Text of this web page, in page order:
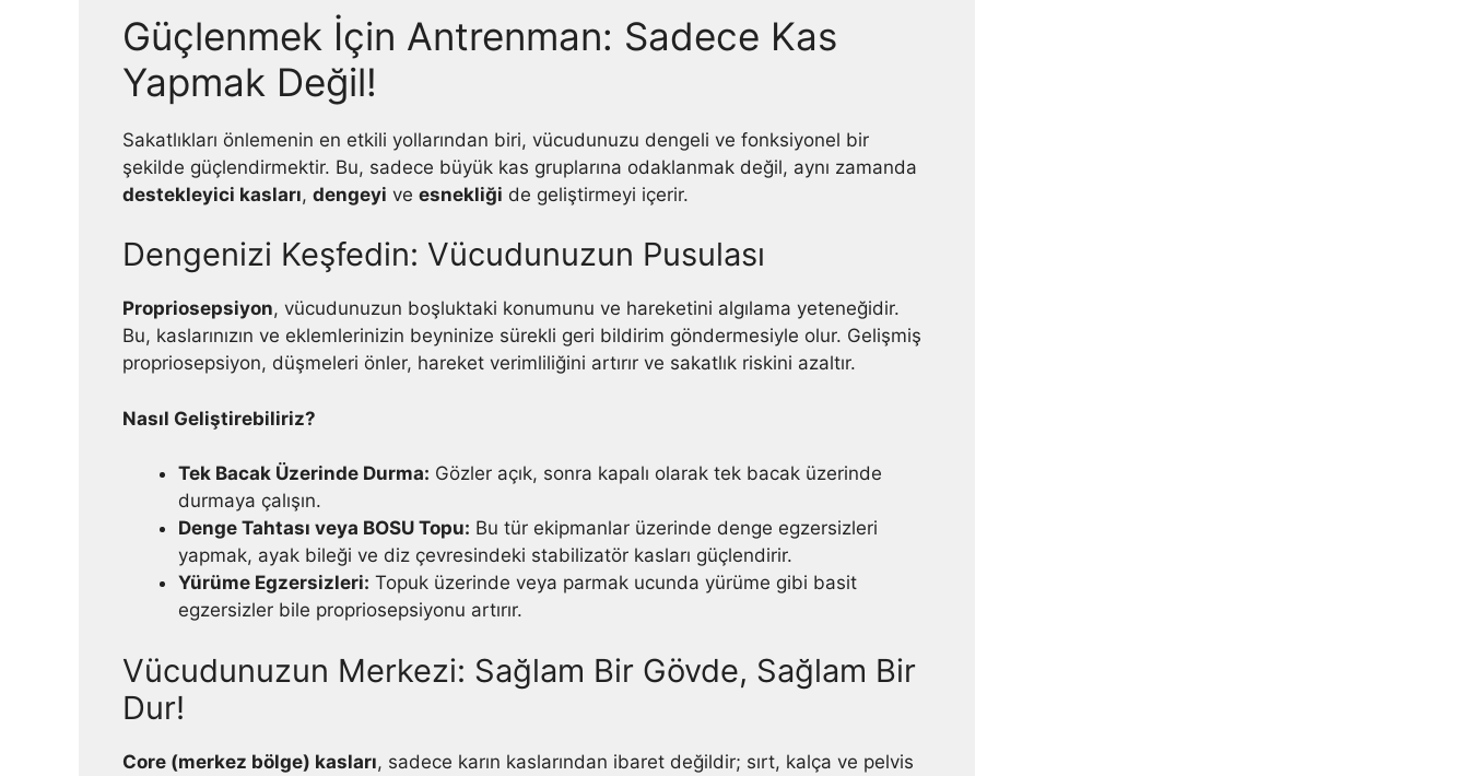
Güçlenmek İçin Antrenman: Sadece Kas
Yapmak Değil!
Sakatlıkları önlemenin en etkili yollarından biri, vücudunuzu dengeli ve fonksiyonel bir
şekilde güçlendirmektir. Bu, sadece büyük kas gruplarına odaklanmak değil, aynı zamanda
destekleyici kasları, dengeyi ve esnekliği de geliştirmeyi içerir.
Dengenizi Keşfedin: Vücudunuzun Pusulası
Propriosepsiyon, vücudunuzun boşluktaki konumunu ve hareketini algılama yeteneğidir.
Bu, kaslarınızın ve eklemlerinizin beyninize sürekli geri bildirim göndermesiyle olur. Gelişmiş
propriosepsiyon, düşmeleri önler, hareket verimliliğini artırır ve sakatlık riskini azaltır.
Nasıl Geliştirebiliriz?
Tek Bacak Üzerinde Durma: Gözler açık, sonra kapalı olarak tek bacak üzerinde
durmaya çalışın.
Denge Tahtası veya BOSU Topu: Bu tür ekipmanlar üzerinde denge egzersizleri
yapmak, ayak bileği ve diz çevresindeki stabilizatör kasları güçlendirir.
Yürüme Egzersizleri: Topuk üzerinde veya parmak ucunda yürüme gibi basit
egzersizler bile propriosepsiyonu artırır.
Vücudunuzun Merkezi: Sağlam Bir Gövde, Sağlam Bir
Dur!
Core (merkez bölge) kasları, sadece karın kaslarından ibaret değildir; sırt, kalça ve pelvis